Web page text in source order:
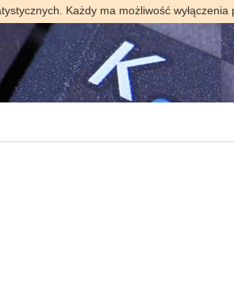
Każdy ma możliwość